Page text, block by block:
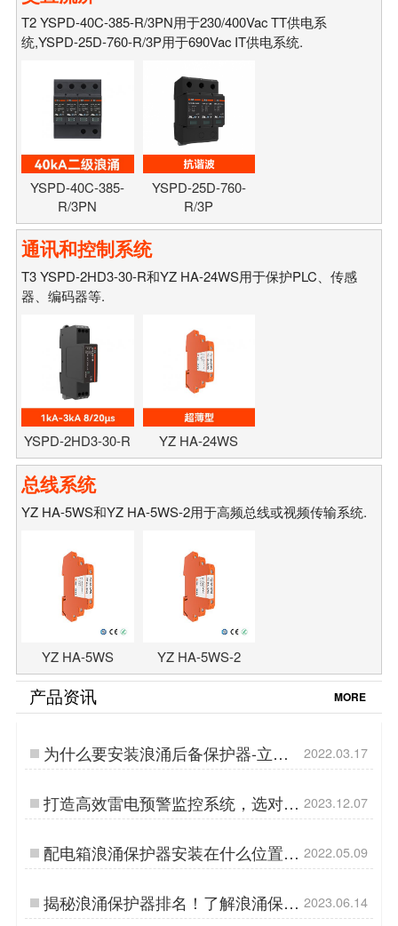
T2 YSPD-40C-385-R/3PN用于230/400Vac TT供电系
统,YSPD-25D-760-R/3P用于690Vac IT供电系统.
YSPD-40C-385-
R/3PN
YSPD-25D-760-
R/3P
通讯和控制系统
T3 YSPD-2HD3-30-R和YZ HA-24WS用于保护PLC、传感
器、编码器等.
YSPD-2HD3-30-R YZ HA-24WS
总线系统
YZ HA-5WS和YZ HA-5WS-2用于高频总线或视频传输系统.
YZ HA-5WS YZ HA-5WS-2
产品资讯 MORE
为什么要安装浪涌后备保护器-立即
查看【杭州易造】…
2022.03.17
打造高效雷电预警监控系统，选对厂
家很重要-易造防雷…
2023.12.07
配电箱浪涌保护器安装在什么位置-
查看详情【杭州易造】…
2022.05.09
揭秘浪涌保护器排名！了解浪涌保护 2023.06.14